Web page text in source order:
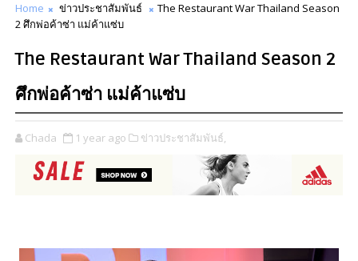
Home ข่าวประชาสัมพันธ์
The Restaurant War Thailand Season
2 ศึกพ่อค้าซ่า แม่ค้าแซ่บ
The Restaurant War Thailand Season 2
ศึกพ่อค้าซ่า แม่ค้าแซ่บ
Chada 1 year ago ข่าวประชาสัมพันธ์,